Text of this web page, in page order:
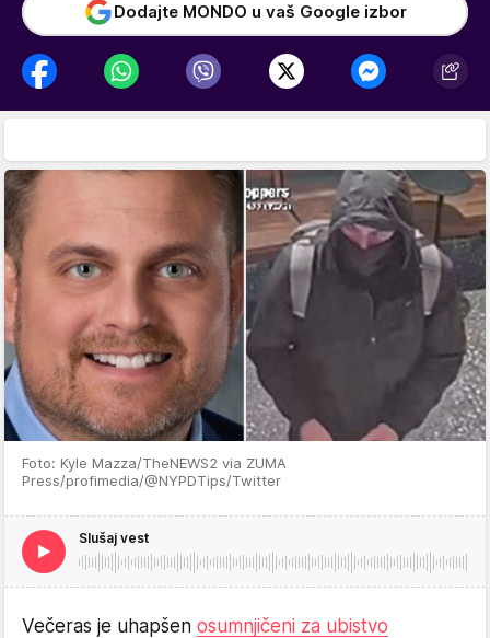
Dodajte MONDO u vaš Google izbor
Foto: Kyle Mazza/TheNEWS2 via ZUMA
Press/profimedia/@NYPDTips/Twitter
Slušaj vest
Večeras je uhapšen osumnjičeni za ubistvo